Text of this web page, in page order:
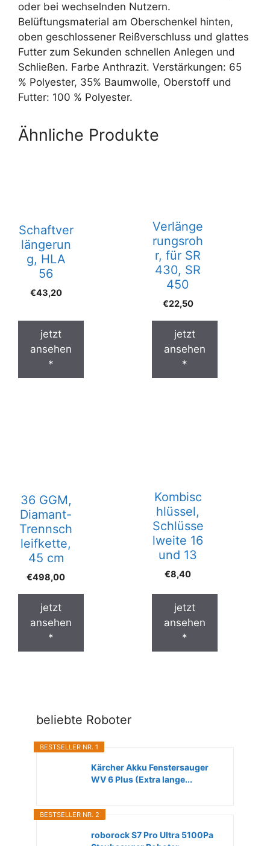
oder bei wechselnden Nutzern.
Belüftungsmaterial am Oberschenkel hinten,
oben geschlossener Reißverschluss und glattes
Futter zum Sekunden schnellen Anlegen und
Schließen. Farbe Anthrazit. Verstärkungen: 65
% Polyester, 35% Baumwolle, Oberstoff und
Futter: 100 % Polyester.
Ähnliche Produkte
Schaftver
längerun
g, HLA
56
€43,20
jetzt
ansehen
*
Verlänge
rungsroh
r, für SR
430, SR
450
€22,50
jetzt
ansehen
*
36 GGM,
Diamant-
Trennsch
leifkette,
45 cm
€498,00
jetzt
ansehen
*
Kombisc
hlüssel,
Schlüsse
lweite 16
und 13
€8,40
jetzt
ansehen
*
beliebte Roboter
BESTSELLER NR. 1
Kärcher Akku Fenstersauger
WV 6 Plus (Extra lange...
BESTSELLER NR. 2
roborock S7 Pro Ultra 5100Pa